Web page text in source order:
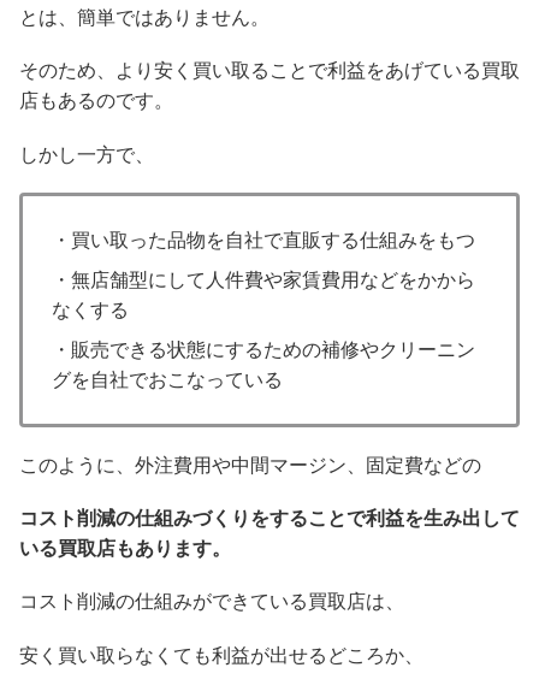
とは、簡単ではありません。
そのため、より安く買い取ることで利益をあげている買取
店もあるのです。
しかし一方で、
・買い取った品物を自社で直販する仕組みをもつ
・無店舗型にして人件費や家賃費用などをかから
なくする
・販売できる状態にするための補修やクリーニン
グを自社でおこなっている
このように、外注費用や中間マージン、固定費などの
コスト削減の仕組みづくりをすることで利益を生み出して
いる買取店もあります。
コスト削減の仕組みができている買取店は、
安く買い取らなくても利益が出せるどころか、